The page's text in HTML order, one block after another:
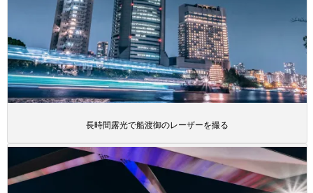
長時間露光で船渡御のレーザーを撮る